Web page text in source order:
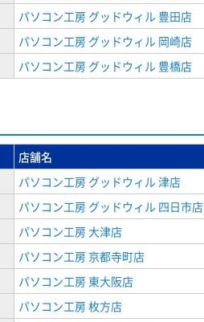
パソコン工房 グッドウィル 豊田店
パソコン工房 グッドウィル 岡崎店
パソコン工房 グッドウィル 豊橋店
店舗名
パソコン工房 グッドウィル 津店
パソコン工房 グッドウィル 四日市店
パソコン工房 大津店
パソコン工房 京都寺町店
パソコン工房 東大阪店
パソコン工房 枚方店